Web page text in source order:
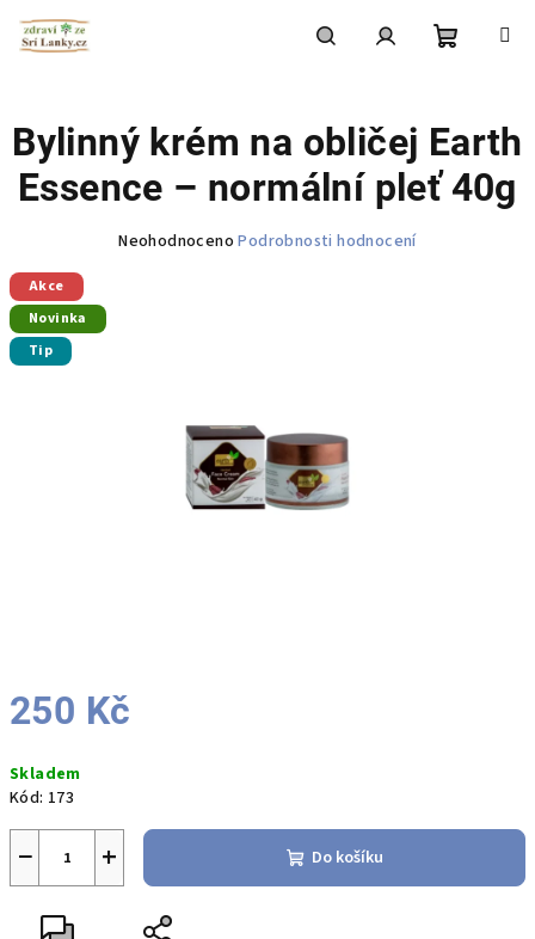
obsah
košík
250 Kč
cena:
Skladem
Kód: 173
+
− Do košíku
Bylinný krém na obličej Earth
Essence – normální pleť 40g
Průměrné
Neohodnoceno Podrobnosti hodnocení
Akce
Novinka
Tip